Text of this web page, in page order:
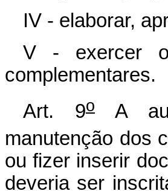
IV - elaborar,
V - exercer
complementares.
Art. 9o
A
manutenção dos
ou fizer inserir
deveria ser